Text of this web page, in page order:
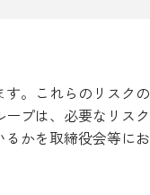
。これらのリスク
プは、必要なリス
かを取締役会等に